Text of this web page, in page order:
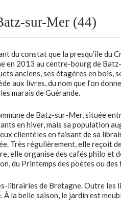
sur-Mer (44)
du constat que la presqu’île du
en 2013 au centre-bourg de
anciens, ses étagères en bois,
aux livres, du nom que l’on
marais de Guérande.
de Batz-sur-Mer, située
en hiver, mais sa population
clientèles en faisant de sa
Très régulièrement, elle reçoit
elle organise des cafés philo et
du Printemps des poètes ou
librairies de Bretagne. Outre
la belle saison, le jardin est